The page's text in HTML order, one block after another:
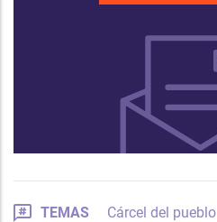
TEMAS
Cárcel del pueblo